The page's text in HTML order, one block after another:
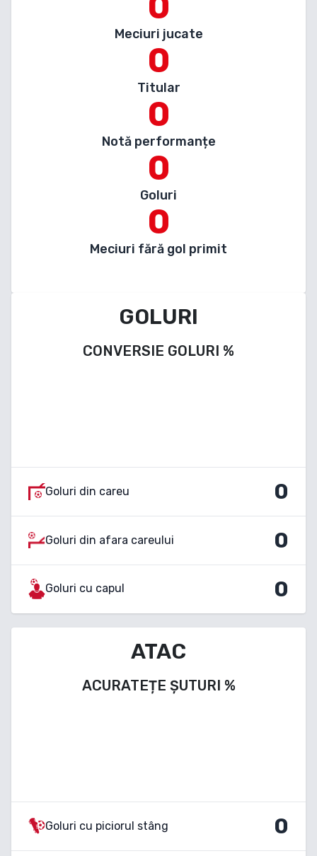
Meciuri jucate
0
Titular
0
Notă performanțe
0
Goluri
0
Meciuri fără gol primit
GOLURI
CONVERSIE GOLURI %
Goluri din careu 0
Goluri din afara careului 0
Goluri cu capul 0
ATAC
ACURATEȚE ȘUTURI %
Goluri cu piciorul stâng 0